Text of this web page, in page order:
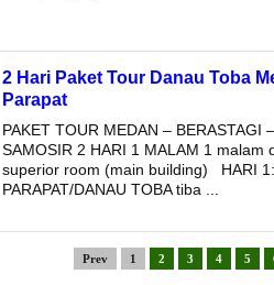
2 Hari Paket Tour Danau Toba
Parapat
PAKET TOUR MEDAN – BERASTAGI
SAMOSIR 2 HARI 1 MALAM 1 malam
superior room (main building) HARI 1:
PARAPAT/DANAU TOBA tiba ...
Prev 1 2 3 4 5